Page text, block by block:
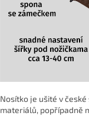
Nosítko je ušité v
materiálů, popřípadně